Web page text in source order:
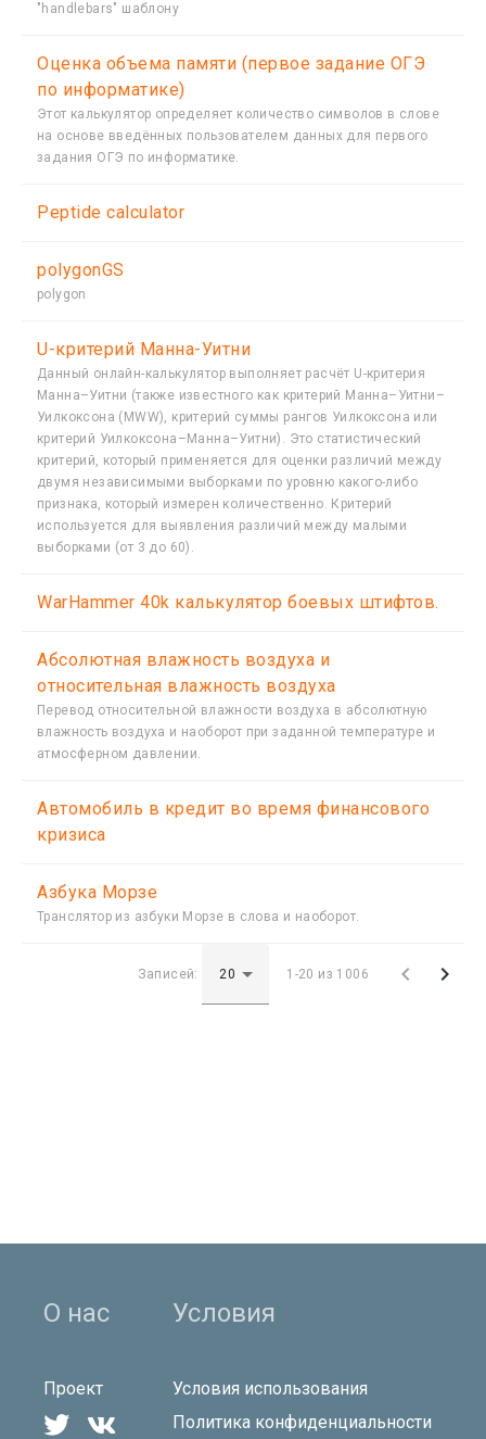
"handlebars" шаблону
Oценка объема памяти (первое задание ОГЭ
по информатике)
Этот калькулятор определяет количество символов в слове
на основе введённых пользователем данных для первого
задания ОГЭ по информатике.
Peptide calculator
polygonGS
polygon
U-критерий Манна-Уитни
Данный онлайн-калькулятор выполняет расчёт U-критерия
Манна–Уитни (также известного как критерий Манна–Уитни–
Уилкоксона (MWW), критерий суммы рангов Уилкоксона или
критерий Уилкоксона–Манна–Уитни). Это статистический
критерий, который применяется для оценки различий между
двумя независимыми выборками по уровню какого-либо
признака, который измерен количественно. Критерий
используется для выявления различий между малыми
выборками (от 3 до 60).
WarHammer 40k калькулятор боевых штифтов.
Абсолютная влажность воздуха и
относительная влажность воздуха
Перевод относительной влажности воздуха в абсолютную
влажность воздуха и наоборот при заданной температуре и
атмосферном давлении.
Автомобиль в кредит во время финансового
кризиса
Азбука Морзе
Транслятор из азбуки Морзе в слова и наоборот.
Записей: 1-20 из 1006  
О нас
Проект
 
Условия
Условия использования
Политика конфиденциальности